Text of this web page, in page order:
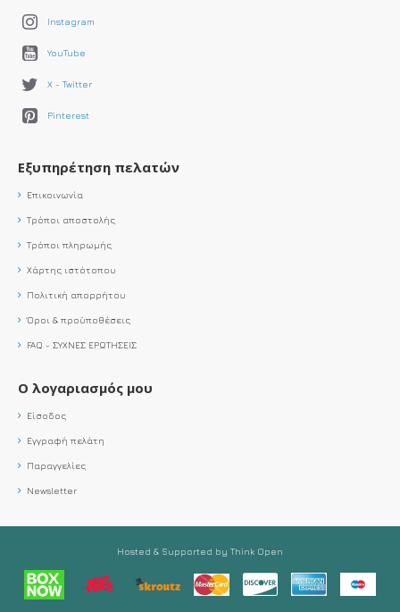
Instagram
YouTube
X - Twitter
Pinterest
Εξυπηρέτηση πελατών
Επικοινωνία
Τρόποι αποστολής
Τρόποι πληρωμής
Χάρτης ιστότοπου
Πολιτική απορρήτου
Όροι & προϋποθέσεις
FAQ - ΣΥΧΝΕΣ ΕΡΩΤΗΣΕΙΣ
Ο λογαριασμός μου
Είσοδος
Εγγραφή πελάτη
Παραγγελίες
Newsletter
Hosted & Supported by Think Open